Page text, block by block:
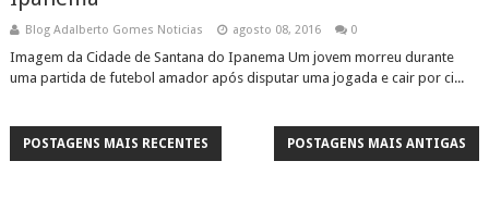
Blog Adalberto Gomes Noticias agosto 08, 2016 0
Imagem da Cidade de Santana do Ipanema Um jovem morreu durante
uma partida de futebol amador após disputar uma jogada e cair por ci...
POSTAGENS MAIS RECENTES POSTAGENS MAIS ANTIGAS